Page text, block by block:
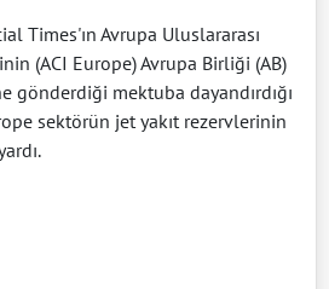
Times'ın Avrupa Uluslararası
(ACI Europe) Avrupa Birliği (AB)
gönderdiği mektuba dayandırdığı
sektörün jet yakıt rezervlerinin